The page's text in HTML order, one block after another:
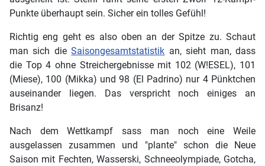
Punkte überhaupt sein. Sicher ein tolles Gefühl!
Richtig eng geht es also oben an der Spitze zu. Schaut
man sich dieSaisongesamtstatistik an, sieht man, dass
die Top 4 ohne Streichergebnisse mit 102 (W!ESEL), 101
(Miese), 100 (Mikka) und 98 (El Padrino) nur 4 Pünktchen
auseinander liegen. Das verspricht noch einiges an
Brisanz!
Nach dem Wettkampf sass man noch eine Weile
ausgelassen zusammen und "plante" schon die Neue
Saison mit Fechten, Wasserski, Schneeolympiade, Gotcha,